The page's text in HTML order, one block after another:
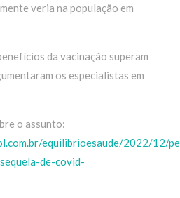
veria na população em
da vacinação superam
os especialistas em
o assunto:
equilibrioesaude/2022/12/
de-covid-